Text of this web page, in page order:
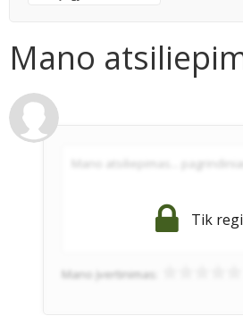
Mano
Tik
Mano įvertinimas: